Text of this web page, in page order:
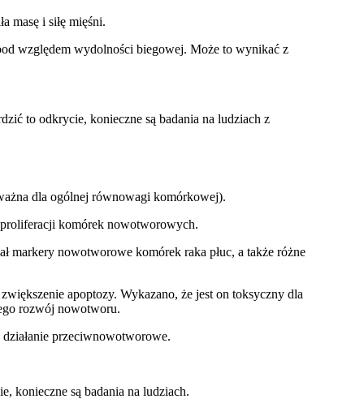
masę i siłę mięśni.
względem wydolności biegowej. Może to wynikać z
to odkrycie, konieczne są badania na ludziach z
dla ogólnej równowagi komórkowej).
komórek nowotworowych.
markery nowotworowe komórek raka płuc, a także różne
apoptozy. Wykazano, że jest on toksyczny dla
rozwój nowotworu.
przeciwnowotworowe.
konieczne są badania na ludziach.